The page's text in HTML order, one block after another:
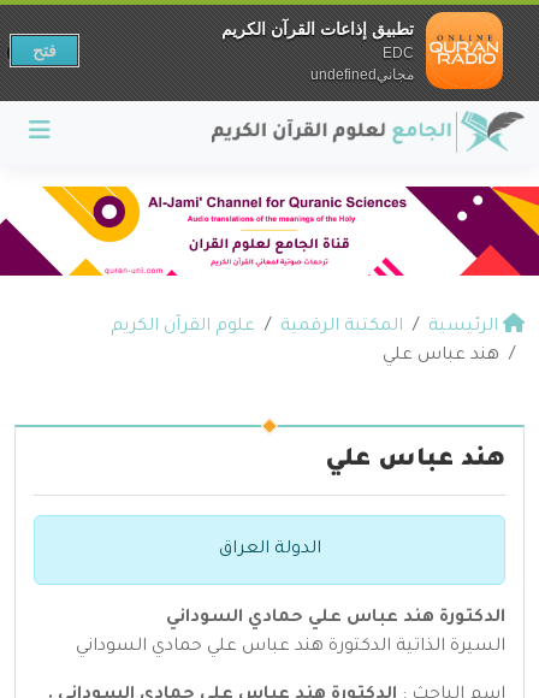
الرئيسية المكتبة الرقمية
علوم القرآن الكريم
هند عباس علي
هند عباس علي
الدولة العراق
الدكتورة هند عباس علي حمادي السوداني
السيرة الذاتية الدكتورة هند عباس علي حمادي السوداني
تطبيق إذاعات القرآن الكريم
EDC
مجانيundefined
فتح